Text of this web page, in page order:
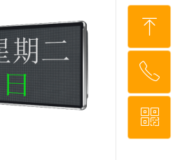
ꁸ
回到顶部
ꂅ
010-62667577
ꀥ